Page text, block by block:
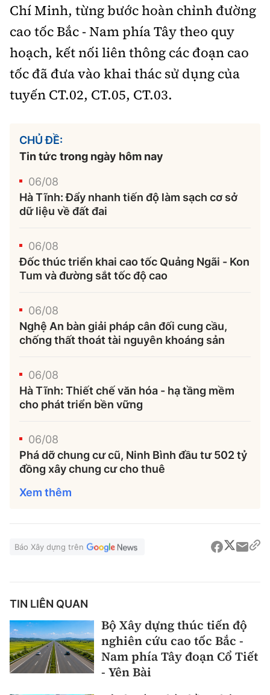
Chí Minh, từng bước hoàn chỉnh đường
cao tốc Bắc - Nam phía Tây theo quy
hoạch, kết nối liên thông các đoạn cao
tốc đã đưa vào khai thác sử dụng của
tuyến CT.02, CT.05, CT.03.
CHỦ ĐỀ:
Tin tức trong ngày hôm nay
06/08
Hà Tĩnh: Đẩy nhanh tiến độ làm sạch cơ sở
dữ liệu về đất đai
06/08
Đốc thúc triển khai cao tốc Quảng Ngãi - Kon
Tum và đường sắt tốc độ cao
06/08
Nghệ An bàn giải pháp cân đối cung cầu,
chống thất thoát tài nguyên khoáng sản
06/08
Hà Tĩnh: Thiết chế văn hóa - hạ tầng mềm
cho phát triển bền vững
06/08
Phá dỡ chung cư cũ, Ninh Bình đầu tư 502 tỷ
đồng xây chung cư cho thuê
Xem thêm
Báo Xây dựng trên
TIN LIÊN QUAN
Bộ Xây dựng thúc tiến độ
nghiên cứu cao tốc Bắc -
Nam phía Tây đoạn Cổ Tiết
- Yên Bài